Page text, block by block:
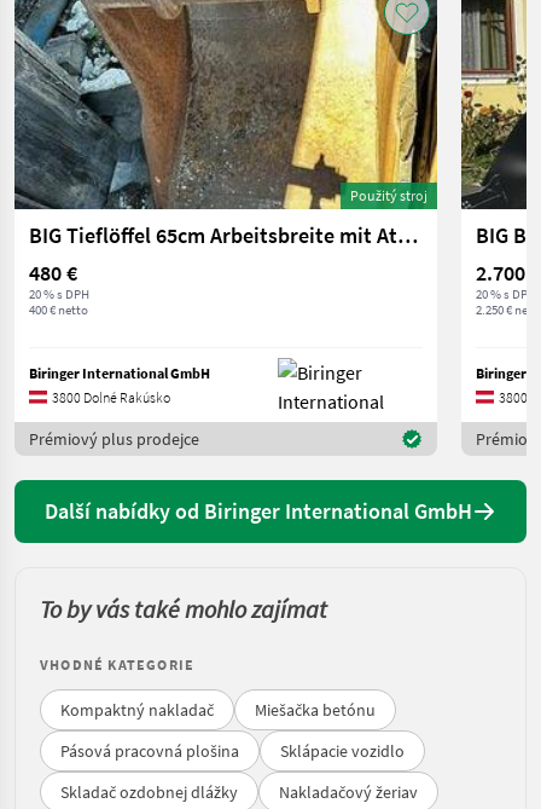
Použitý stroj
BIG Tieflöffel 65cm Arbeitsbreite mit Atlas Aufnahme
480 €
20 % s DPH
400 € netto
Biringer International GmbH
3800 Dolné Rakúsko
Prémiový plus prodejce
2.700 €
20 % s DPH
2.250 €
Biringer
3800
Další nabídky od Biringer International GmbH
To by vás také mohlo zajímat
VHODNÉ KATEGORIE
Kompaktný nakladač
Miešačka betónu
Pásová pracovná plošina
Sklápacie vozidlo
Skladač ozdobnej dlážky
Nakladačový žeriav